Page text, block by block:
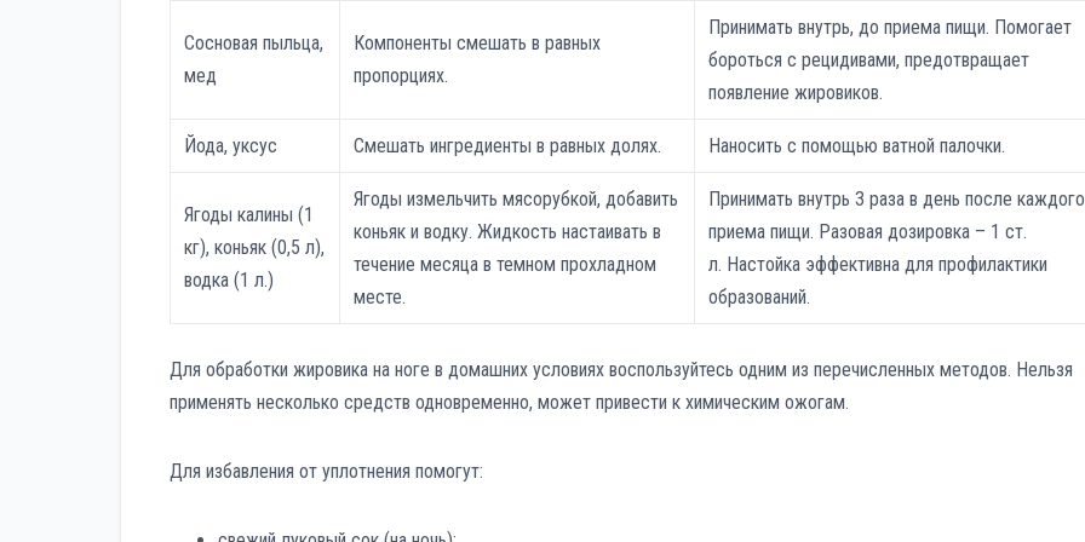
Сосновая пыльца,
мед
Компоненты смешать в равных
пропорциях.
Принимать внутрь, до приема пищи. Помогает
бороться с рецидивами, предотвращает
появление жировиков.
Йода, уксус Смешать ингредиенты в равных долях. Наносить с помощью ватной палочки.
Ягоды калины (1
кг), коньяк (0,5 л),
водка (1 л.)
Ягоды измельчить мясорубкой, добавить
коньяк и водку. Жидкость настаивать в
течение месяца в темном прохладном
месте.
Принимать внутрь 3 раза в день после каждого
приема пищи. Разовая дозировка – 1 ст.
л. Настойка эффективна для профилактики
образований.
Для обработки жировика на ноге в домашних условиях воспользуйтесь одним из перечисленных методов. Нельзя
применять несколько средств одновременно, может привести к химическим ожогам.
Для избавления от уплотнения помогут: